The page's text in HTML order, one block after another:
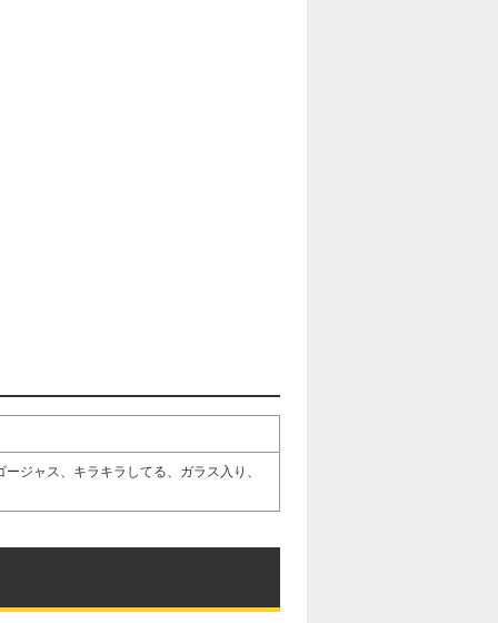
ジャス、キラキラしてる、ガラス入り、